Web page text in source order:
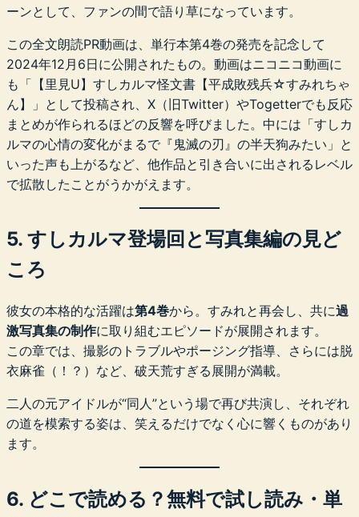
ーンとして、ファンの間で語り草になっています。
この全文朗読PR動画は、単行本第4巻の発売を記念して
2024年12月6日に公開されたもの。動画はニコニコ動画に
も「【里見U】すしカルマ怪文書【平成敗残兵☆すみれちゃ
ん】」として投稿され、X（旧Twitter）やTogetterでも反応
まとめが作られるほどの反響を呼びました。中には「すしカ
ルマの心情の変化がまるで『鬼滅の刃』の半天狗みたい」と
いった声も上がるなど、他作品と引き合いに出されるレベル
で拡散したことがうかがえます。
5. すしカルマ登場回と写真集編の見ど
ころ
彼女の本格的な活躍は第4巻から。すみれと再会し、共に過
激写真集の制作に取り組むエピソードが展開されます。
この章では、撮影のトラブルやポージング指導、さらには脱
衣麻雀（！？）など、破天荒すぎる展開が満載。
二人の元アイドルが“同人”という場で再び共演し、それぞれ
の道を模索する姿は、笑えるだけでなく心に響くものがあり
ます。
6. どこで読める？無料で試し読み・単